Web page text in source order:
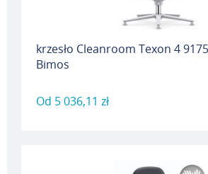
krzesło Cleanroom Texon 4
Bimos
Od 5 036,11 zł